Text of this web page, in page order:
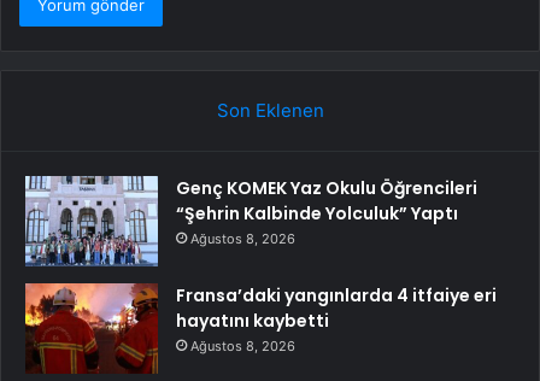
Son Eklenen
Genç KOMEK Yaz Okulu Öğrencileri
“Şehrin Kalbinde Yolculuk” Yaptı
Ağustos 8, 2026
Fransa’daki yangınlarda 4 itfaiye eri
hayatını kaybetti
Ağustos 8, 2026